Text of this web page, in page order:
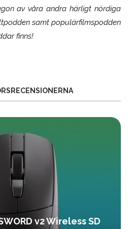
av våra andra härligt nördiga
samt populärfilmspodden
finns!
v2 Wireless SD